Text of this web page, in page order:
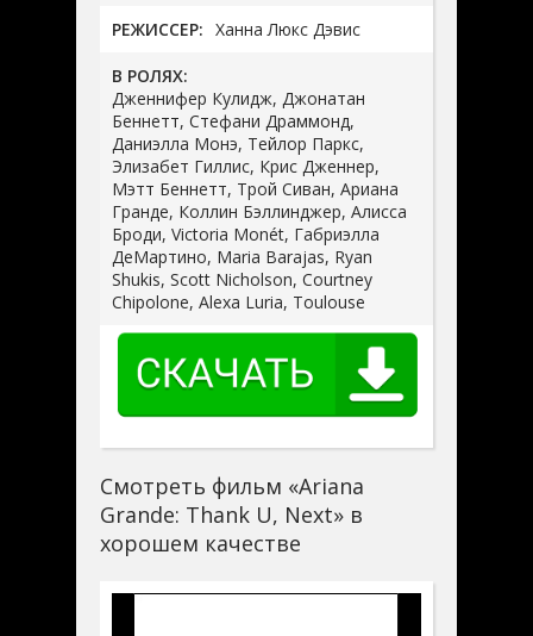
РЕЖИССЕР: Ханна Люкс Дэвис
В РОЛЯХ:
Дженнифер Кулидж, Джонатан
Беннетт, Стефани Драммонд,
Даниэлла Монэ, Тейлор Паркс,
Элизабет Гиллис, Крис Дженнер,
Мэтт Беннетт, Трой Сиван, Ариана
Гранде, Коллин Бэллинджер, Алисса
Броди, Victoria Monét, Габриэлла
ДеМартино, Maria Barajas, Ryan
Shukis, Scott Nicholson, Courtney
Chipolone, Alexa Luria, Toulouse
Смотреть фильм «Ariana
Grande: Thank U, Next» в
хорошем качестве